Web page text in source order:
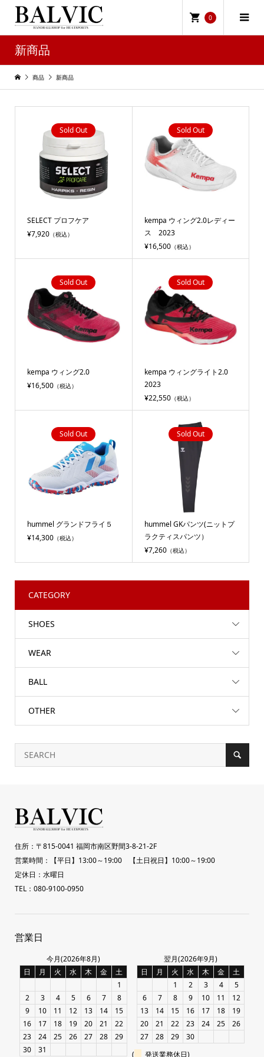
0
新商品
商品 新商品
Sold Out
SELECT プロフケア
¥7,920（税込）
Sold Out
kempa ウィング2.0レディー
ス 2023
¥16,500（税込）
Sold Out
kempa ウィング2.0
¥16,500（税込）
Sold Out
kempa ウィングライト2.0
2023
¥22,550（税込）
Sold Out
hummel グランドフライ５
¥14,300（税込）
Sold Out
hummel GKパンツ(ニットプ
ラクティスパンツ）
¥7,260（税込）
CATEGORY
SHOES
WEAR
BALL
OTHER
住所：〒815-0041 福岡市南区野間3-8-21-2F
営業時間：【平日】13:00～19:00 【土日祝日】10:00～19:00
定休日：水曜日
TEL：080-9100-0950
営業日
今月(2026年8月)
日
月 火 水 木 金
土
1
2
3 4 5 6 7
8
9
10 11 12 13 14
15
16
17 18 19 20 21
22
23
24 25 26 27 28
29
30
31
翌月(2026年9月)
日
月 火 水 木 金
土
1
2 3 4
5
6
7 8 9 10 11
12
13
14 15 16 17 18
19
20
21 22 23 24 25
26
27
28 29
30
(
発送業務休日)